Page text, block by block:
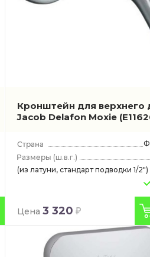
Кронштейн для верхнего
Jacob Delafon Moxie
(ш.в.г.)
(из латуни, стандарт подводки 1/2")
Цена 3 320